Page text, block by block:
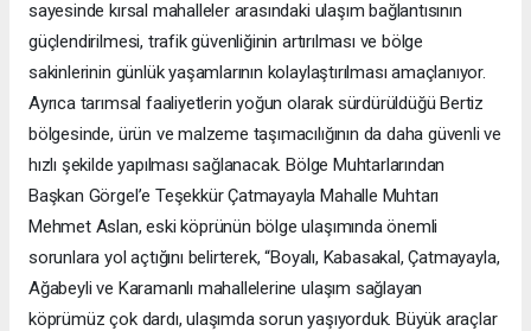
sayesinde kırsal mahalleler arasındaki ulaşım bağlantısının
güçlendirilmesi, trafik güvenliğinin artırılması ve bölge
sakinlerinin günlük yaşamlarının kolaylaştırılması amaçlanıyor.
Ayrıca tarımsal faaliyetlerin yoğun olarak sürdürüldüğü Bertiz
bölgesinde, ürün ve malzeme taşımacılığının da daha güvenli ve
hızlı şekilde yapılması sağlanacak. Bölge Muhtarlarından
Başkan Görgel’e Teşekkür Çatmayayla Mahalle Muhtarı
Mehmet Aslan, eski köprünün bölge ulaşımında önemli
sorunlara yol açtığını belirterek, “Boyalı, Kabasakal, Çatmayayla,
Ağabeyli ve Karamanlı mahallelerine ulaşım sağlayan
köprümüz çok dardı, ulaşımda sorun yaşıyorduk. Büyük araçlar